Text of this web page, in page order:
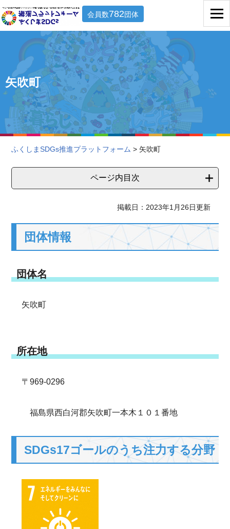
会員数782団体
矢吹町
ふくしまSDGs推進プラットフォーム > 矢吹町
ページ内目次
掲載日：2023年1月26日更新
団体情報
団体名
矢吹町
所在地
〒969-0296
福島県西白河郡矢吹町一本木１０１番地
SDGs17ゴールのうち注力する分野